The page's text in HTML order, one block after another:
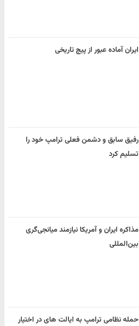
ایران آماده عبور از پیچ تاریخی
رفیق سابق و دشمن فعلی ترامپ خود را
تسلیم کرد
مذاکره ایران و آمریکا نیازمند میانجی‌گری
بین‌المللی
حمله نظامی ترامپ به ایالت های در اختیار